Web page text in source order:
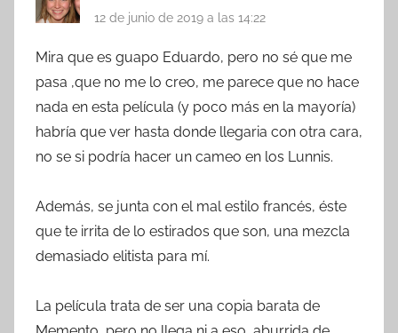
12 de junio de 2019 a las 14:22
Mira que es guapo Eduardo, pero no sé que me
pasa ,que no me lo creo, me parece que no hace
nada en esta película (y poco más en la mayoría)
habría que ver hasta donde llegaria con otra cara,
no se si podría hacer un cameo en los Lunnis.
Además, se junta con el mal estilo francés, éste
que te irrita de lo estirados que son, una mezcla
demasiado elitista para mí.
La película trata de ser una copia barata de